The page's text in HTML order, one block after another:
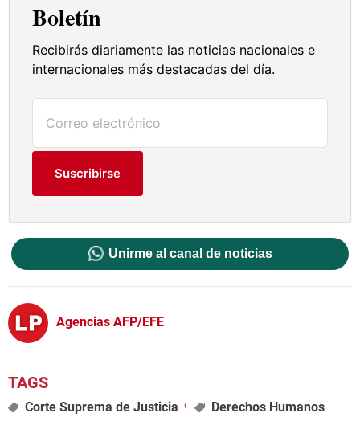
Boletín
Recibirás diariamente las noticias nacionales e
internacionales más destacadas del día.
Suscribirse
Unirme al canal de noticias
Agencias AFP/EFE
Corte Suprema de Justicia
Derechos Humanos